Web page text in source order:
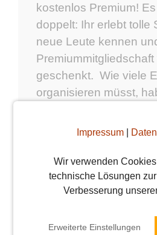
Impressum|
Wir verwenden
technische Lösungen
Verbesserung
Erweiterte Einstellungen
kostenlos Premium!
doppelt: Ihr erlebt tolle
neue Leute kennen
geschenkt. Wie viele
organisieren müsst,
übrigens kein
weiterlesen